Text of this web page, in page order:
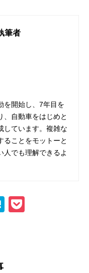
筆者
を開始し、7年目を
、自動車をはじめと
しています。複雑な
ることをモットーと
人でも理解できるよ
Hat